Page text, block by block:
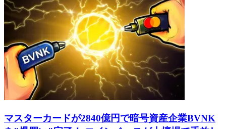
マスターカードが2840億円で暗号資産企業BVNK